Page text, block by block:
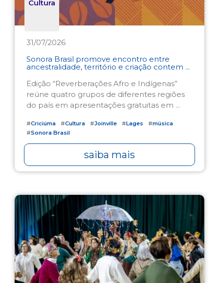
Cultura
31/07/2026
Sonora Brasil promove encontro entre
ancestralidade, território e criação contem ...
Edição “Reverberações Afro e Indígenas”
reúne quatro grupos de diferentes regiões
do país em apresentações gratuitas em ...
#Criciúma #Cultura #Joinville #Lages #música
#Sonora Brasil
saiba mais